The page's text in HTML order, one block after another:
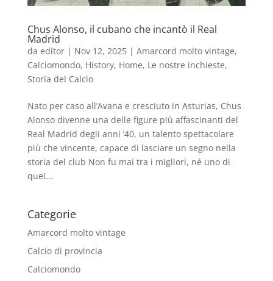
Chus Alonso, il cubano che incantò il Real
Madrid
da editor| Nov 12, 2025| Amarcord molto vintage,
Calciomondo, History, Home, Le nostre inchieste,
Storia del Calcio
Nato per caso all’Avana e cresciuto in Asturias, Chus
Alonso divenne una delle figure più affascinanti del
Real Madrid degli anni ’40, un talento spettacolare
più che vincente, capace di lasciare un segno nella
storia del club Non fu mai tra i migliori, né uno di
quei...
Categorie
Amarcord molto vintage
Calcio di provincia
Calciomondo